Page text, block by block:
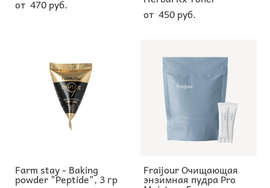
от 470 pуб.
от 450 pуб.
Farm stay - Baking
powder "Peptide", 3 гр
Fraijour Очищающая
энзимная пудра Pro